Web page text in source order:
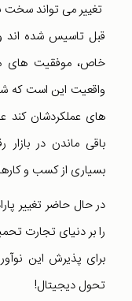
تغییر می تواند
قبل تاسیس شده اند
خاص، موفقیت های
واقعیت این است که
های عملکردشان کند
باقی ماندن در بازار
بسیاری از کسب و
در حال حاضر تغییر
را بر دنیای تجارت
برای پذیرش این
تحول دیجیتال!